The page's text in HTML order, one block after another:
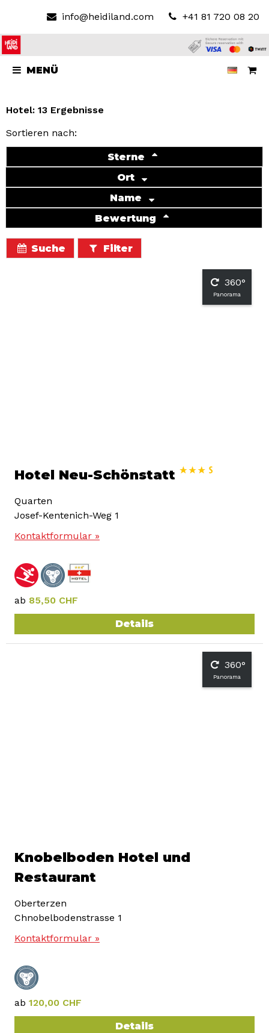
info@heidiland.com +41 81 720 08 20
MENÜ
Hotel: 13 Ergebnisse
Sortieren nach:
Sterne
Ort
Name
Bewertung
Suche Filter
360°
Panorama
Hotel Neu-Schönstatt
Quarten
Josef-Kentenich-Weg 1
Kontaktformular »
ab 85,50 CHF
Details
360°
Panorama
Knobelboden Hotel und
Restaurant
Oberterzen
Chnobelbodenstrasse 1
Kontaktformular »
ab 120,00 CHF
Details